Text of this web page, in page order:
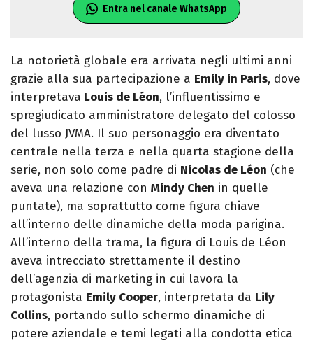
Entra nel canale WhatsApp
La notorietà globale era arrivata negli ultimi anni
grazie alla sua partecipazione a Emily in Paris, dove
interpretava Louis de Léon, l’influentissimo e
spregiudicato amministratore delegato del colosso
del lusso JVMA. Il suo personaggio era diventato
centrale nella terza e nella quarta stagione della
serie, non solo come padre di Nicolas de Léon (che
aveva una relazione con Mindy Chen in quelle
puntate), ma soprattutto come figura chiave
all’interno delle dinamiche della moda parigina.
All’interno della trama, la figura di Louis de Léon
aveva intrecciato strettamente il destino
dell’agenzia di marketing in cui lavora la
protagonista Emily Cooper, interpretata da Lily
Collins, portando sullo schermo dinamiche di
potere aziendale e temi legati alla condotta etica